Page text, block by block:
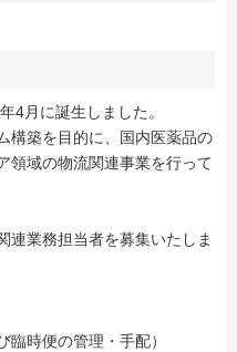
4月に誕生しました。
構築を目的に、国内医薬品の
領域の物流関連事業を行って
連業務担当者を募集いたしま
臨時便の管理・手配）